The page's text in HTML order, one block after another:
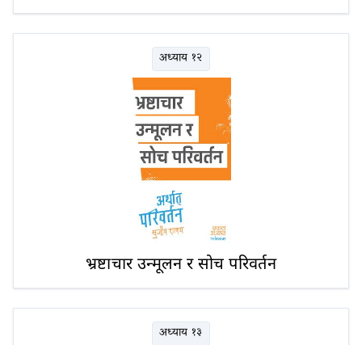
अध्याय १२
भ्रष्टाचार उन्मूलन र सोच परिवर्तन
अध्याय १३